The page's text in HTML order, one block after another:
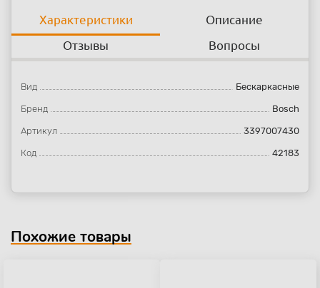
Характеристики
Описание
Отзывы
Вопросы
Вид Бескаркасные
Бренд Bosch
Артикул 3397007430
Код 42183
Похожие товары